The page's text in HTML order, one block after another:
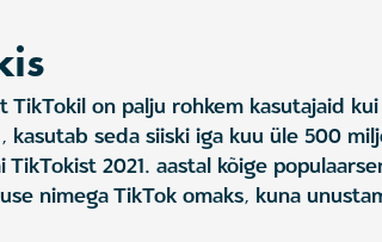
TikTokil on palju rohkem kasutajaid
seda siiski iga kuu üle 500
TikTokist 2021. aastal kõige
nimega TikTok omaks, kuna